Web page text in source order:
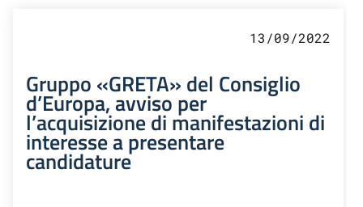
13/09/2022
Gruppo «GRETA» del Consiglio
d’Europa, avviso per
l’acquisizione di manifestazioni di
interesse a presentare
candidature